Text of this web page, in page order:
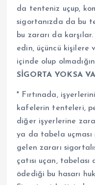
da tenteniz uçup,
sigortanızda da bu
bu zararı da
edin, üçüncü kişilere
içinde olup
SİGORTA YOKSA
* Fırtınada,
kafelerin tenteleri,
diğer işyerlerine
ya da tabela
gelen zararı
çatısı uçan,
ödediği bu hasarı